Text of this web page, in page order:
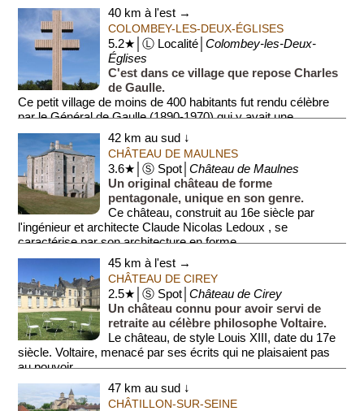
40 km à l'est →
COLOMBEY-LES-DEUX-ÉGLISES
5.2★│Ⓛ Localité│Colombey-les-Deux-
Églises
C'est dans ce village que repose Charles
de Gaulle.
Ce petit village de moins de 400 habitants fut rendu célèbre
par le Général de Gaulle (1890-1970) qui y avait une
propriété, La Boisserie.
...
42 km au sud ↓
CHÂTEAU DE MAULNES
3.6★│Ⓢ Spot│Château de Maulnes
Un original château de forme
pentagonale, unique en son genre.
Ce château, construit au 16e siècle par
l'ingénieur et architecte Claude Nicolas Ledoux , se
caractérise par son architecture en forme...
45 km à l'est →
CHÂTEAU DE CIREY
2.5★│Ⓢ Spot│Château de Cirey
Un château connu pour avoir servi de
retraite au célèbre philosophe Voltaire.
Le château, de style Louis XIII, date du 17e
siècle. Voltaire, menacé par ses écrits qui ne plaisaient pas
au pouvoir...
47 km au sud ↓
CHÂTILLON-SUR-SEINE